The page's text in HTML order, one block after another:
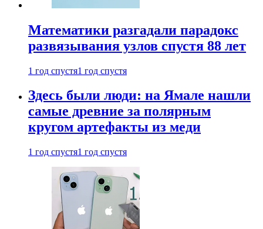
Математики разгадали парадокс
развязывания узлов спустя 88 лет
1 год спустя1 год спустя
Здесь были люди: на Ямале нашли
самые древние за полярным
кругом артефакты из меди
1 год спустя1 год спустя